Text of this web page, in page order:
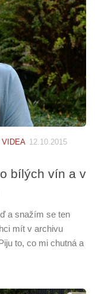
VIDEA 12.10.2015
bílých vín a v
a snažím se ten
mít v archivu
to, co mi chutná a